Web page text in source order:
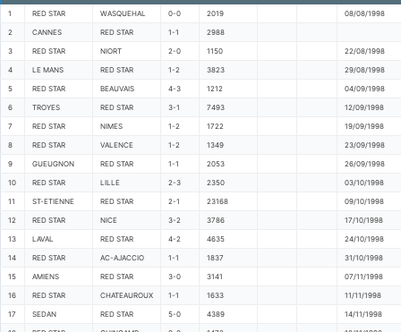
1 RED STAR WASQUEHAL 0-0 2019 08/08/1998
2 CANNES RED STAR 1-1 2988
3 RED STAR NIORT 2-0 1150 22/08/1998
4 LE MANS RED STAR 1-2 3823 29/08/1998
5 RED STAR BEAUVAIS 4-3 1212 04/09/1998
6 TROYES RED STAR 3-1 7493 12/09/1998
7 RED STAR NIMES 1-2 1722 19/09/1998
8 RED STAR VALENCE 1-2 1349 23/09/1998
9 GUEUGNON RED STAR 1-1 2053 26/09/1998
10 RED STAR LILLE 2-3 2350 03/10/1998
11 ST-ETIENNE RED STAR 2-1 23168 09/10/1998
12 RED STAR NICE 3-2 3786 17/10/1998
13 LAVAL RED STAR 4-2 4635 24/10/1998
14 RED STAR AC-AJACCIO 1-1 1837 31/10/1998
15 AMIENS RED STAR 3-0 3141 07/11/1998
16 RED STAR CHATEAUROUX 1-1 1633 11/11/1998
17 SEDAN RED STAR 5-0 4389 14/11/1998